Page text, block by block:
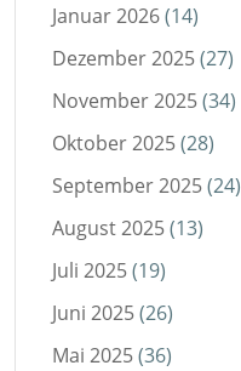
Januar 2026(14)
Dezember 2025(27)
November 2025(34)
Oktober 2025(28)
September 2025(24)
August 2025(13)
Juli 2025(19)
Juni 2025(26)
Mai 2025(36)